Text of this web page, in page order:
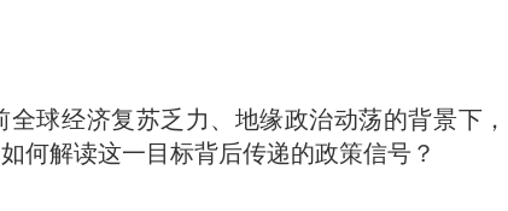
球经济复苏乏力、地缘政治动荡的背景下，
何解读这一目标背后传递的政策信号？